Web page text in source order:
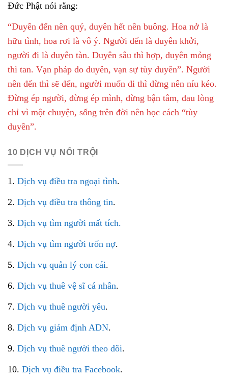
Đức Phật nói rằng:
“Duyên đến nên quý, duyên hết nên buông. Hoa nở là
hữu tình, hoa rơi là vô ý. Người đến là duyên khởi,
người đi là duyên tàn. Duyên sâu thì hợp, duyên mỏng
thì tan. Vạn pháp do duyên, vạn sự tùy duyên”. Người
nên đến thì sẽ đến, người muốn đi thì đừng nên níu kéo.
Đừng ép người, đừng ép mình, đừng bận tâm, đau lòng
chỉ vì một chuyện, sống trên đời nên học cách “tùy
duyên”.
10 DỊCH VỤ NỔI TRỘI
1. Dịch vụ điều tra ngoại tình.
2. Dịch vụ điều tra thông tin.
3. Dịch vụ tìm người mất tích.
4. Dịch vụ tìm người trốn nợ.
5. Dịch vụ quản lý con cái.
6. Dịch vụ thuê vệ sĩ cá nhân.
7. Dịch vụ thuê người yêu.
8. Dịch vụ giám định ADN.
9. Dịch vụ thuê người theo dõi.
10. Dịch vụ điều tra Facebook.